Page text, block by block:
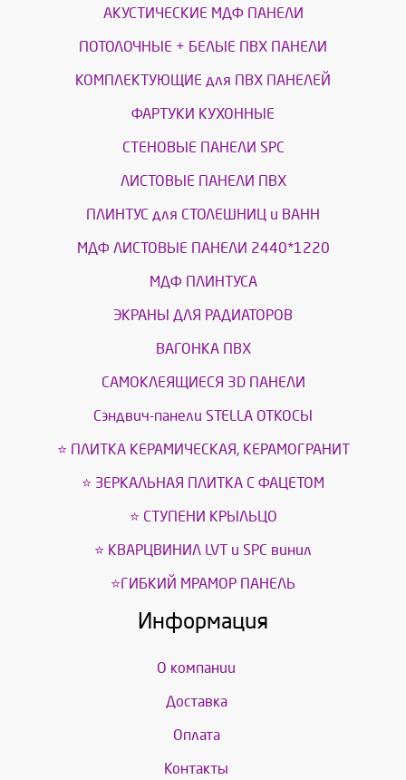
АКУСТИЧЕСКИЕ МДФ ПАНЕЛИ
ПОТОЛОЧНЫЕ + БЕЛЫЕ ПВХ ПАНЕЛИ
КОМПЛЕКТУЮЩИЕ для ПВХ ПАНЕЛЕЙ
ФАРТУКИ КУХОННЫЕ
СТЕНОВЫЕ ПАНЕЛИ SPC
ЛИСТОВЫЕ ПАНЕЛИ ПВХ
ПЛИНТУС для СТОЛЕШНИЦ и ВАНН
МДФ ЛИСТОВЫЕ ПАНЕЛИ 2440*1220
МДФ ПЛИНТУСА
ЭКРАНЫ ДЛЯ РАДИАТОРОВ
ВАГОНКА ПВХ
САМОКЛЕЯЩИЕСЯ 3D ПАНЕЛИ
Сэндвич-панели STELLA ОТКОСЫ
⭐ ПЛИТКА КЕРАМИЧЕСКАЯ, КЕРАМОГРАНИТ
⭐ ЗЕРКАЛЬНАЯ ПЛИТКА С ФАЦЕТОМ
⭐ СТУПЕНИ КРЫЛЬЦО
⭐ КВАРЦВИНИЛ LVT и SPС винил
⭐ГИБКИЙ МРАМОР ПАНЕЛЬ
Информация
О компании
Доставка
Оплата
Контакты